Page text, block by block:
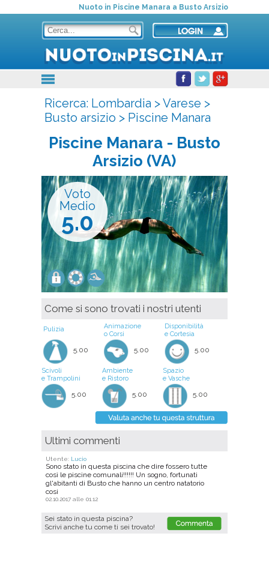
Nuoto in Piscine Manara a Busto Arsizio
Ricerca: Lombardia>Varese >
Busto arsizio > Piscine Manara
Piscine Manara- Busto
Arsizio (VA)
Voto
Medio
5.0
Come si sono trovati i nostri utenti
Pulizia
5.00
Animazione
o Corsi
5.00
Disponibilità
e Cortesia
5.00
Scivoli
e Trampolini
5.00
Ambiente
e Ristoro
5.00
Spazio
e Vasche
5.00
Ultimi commenti
Utente: Lucio
Sono stato in questa piscina che dire fossero tutte
così le piscine comunali!!!!!! Un sogno, fortunati
gl'abitanti di Busto che hanno un centro natatorio
cosi
02.10.2017 alle 01.12
Sei stato in questa piscina?
Scrivi anche tu come ti sei trovato!